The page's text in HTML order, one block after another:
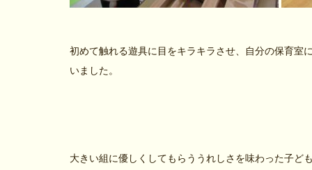
初めて触れる遊具に目をキラキラさせ、自分の保育室
いました。
大きい組に優しくしてもらううれしさを味わった子ど